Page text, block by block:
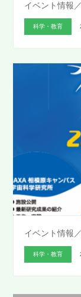
イベント情報
科学・教育
イベント情報
科学・教育